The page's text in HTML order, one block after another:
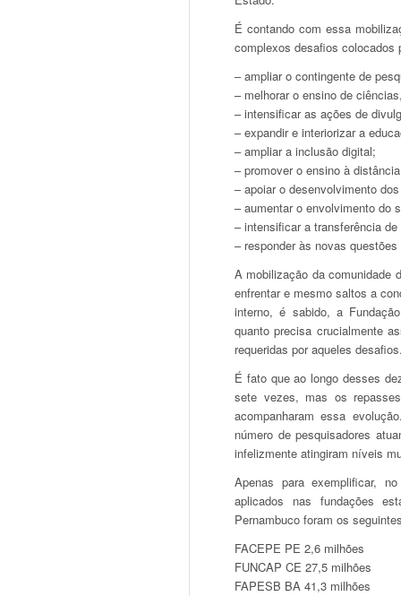
É contando com essa
complexos desafios
– ampliar o contingente de
– melhorar o ensino de
– intensificar as ações de
– expandir e interiorizar a
– ampliar a inclusão digital;
– promover o ensino à
– apoiar o desenvolvimento
– aumentar o envolvimento do
– intensificar a transferência
– responder às novas
A mobilização da comunidade
enfrentar e mesmo saltos a
interno, é sabido, a
quanto precisa crucialmente
requeridas por aqueles
É fato que ao longo desses
sete vezes, mas os
acompanharam essa
número de pesquisadores
infelizmente atingiram níveis
Apenas para exemplificar,
aplicados nas fundações
Pernambuco foram os
FACEPE PE 2,6 milhões
FUNCAP CE 27,5 milhões
FAPESB BA 41,3 milhões